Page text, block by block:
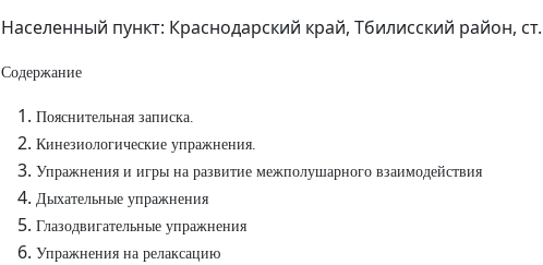
Населенный пункт: Краснодарский край, Тбилисский район,
Содержание
Пояснительная записка.
Кинезиологические упражнения.
Упражнения и игры на развитие межполушарного взаимодействия
Дыхательные упражнения
Глазодвигательные упражнения
Упражнения на релаксацию